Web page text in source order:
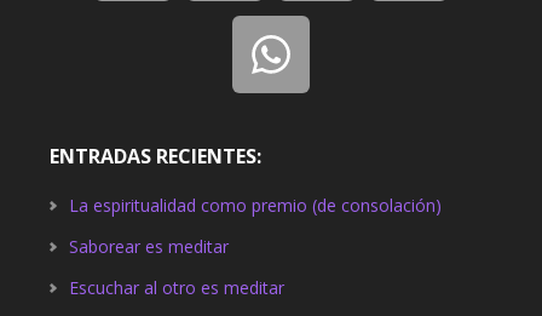
ENTRADAS RECIENTES:
La espiritualidad como premio (de consolación)
Saborear es meditar
Escuchar al otro es meditar